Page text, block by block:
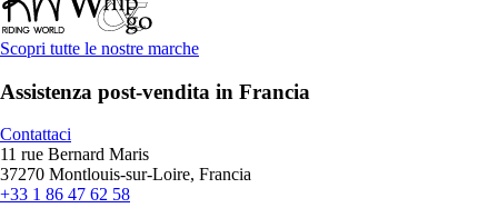
Scopri tutte le nostre marche
Assistenza post-vendita in Francia
Contattaci
11 rue Bernard Maris
37270 Montlouis-sur-Loire, Francia
+33 1 86 47 62 58